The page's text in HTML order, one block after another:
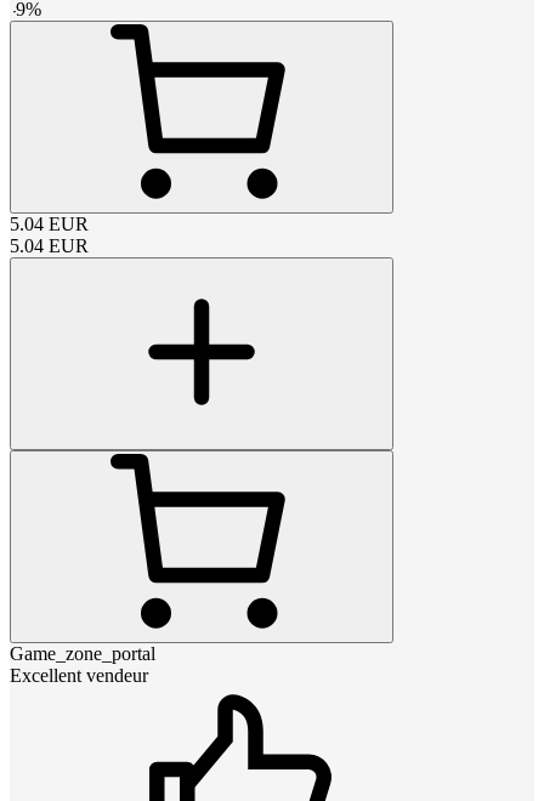
-9%
5.04 EUR
5.04 EUR
Game_zone_portal
Excellent vendeur